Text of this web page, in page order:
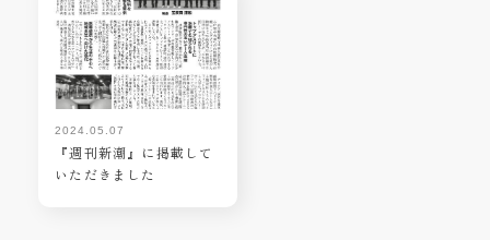
2024.05.07
『週刊新潮』に掲載して
いただきました